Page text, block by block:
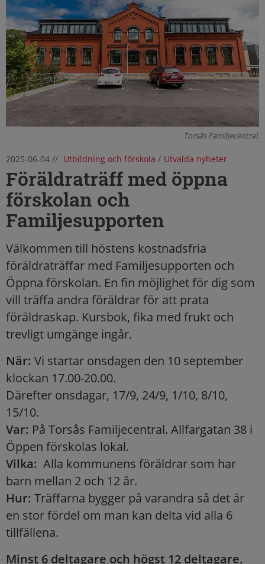
Torsås Familjecentral.
2025-06-04 // Utbildning och förskola / Utvalda nyheter
Föräldraträff med öppna
förskolan och
Familjesupporten
Välkommen till höstens kostnadsfria
föräldraträffar med Familjesupporten och
Öppna förskolan. En fin möjlighet för dig som
vill träffa andra föräldrar för att prata
föräldraskap. Kursbok, fika med frukt och
trevligt umgänge ingår.
När: Vi startar onsdagen den 10 september
klockan 17.00-20.00.
Därefter onsdagar, 17/9, 24/9, 1/10, 8/10,
15/10.
Var: På Torsås Familjecentral. Allfargatan 38 i
Öppen förskolas lokal.
Vilka: Alla kommunens föräldrar som har
barn mellan 2 och 12 år.
Hur: Träffarna bygger på varandra så det är
en stor fördel om man kan delta vid alla 6
tillfällena.
Minst 6 deltagare och högst 12 deltagare.